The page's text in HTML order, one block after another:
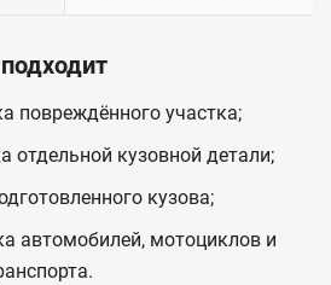
повреждённого участка;
отдельной кузовной детали;
кузова;
автомобилей, мотоциклов и